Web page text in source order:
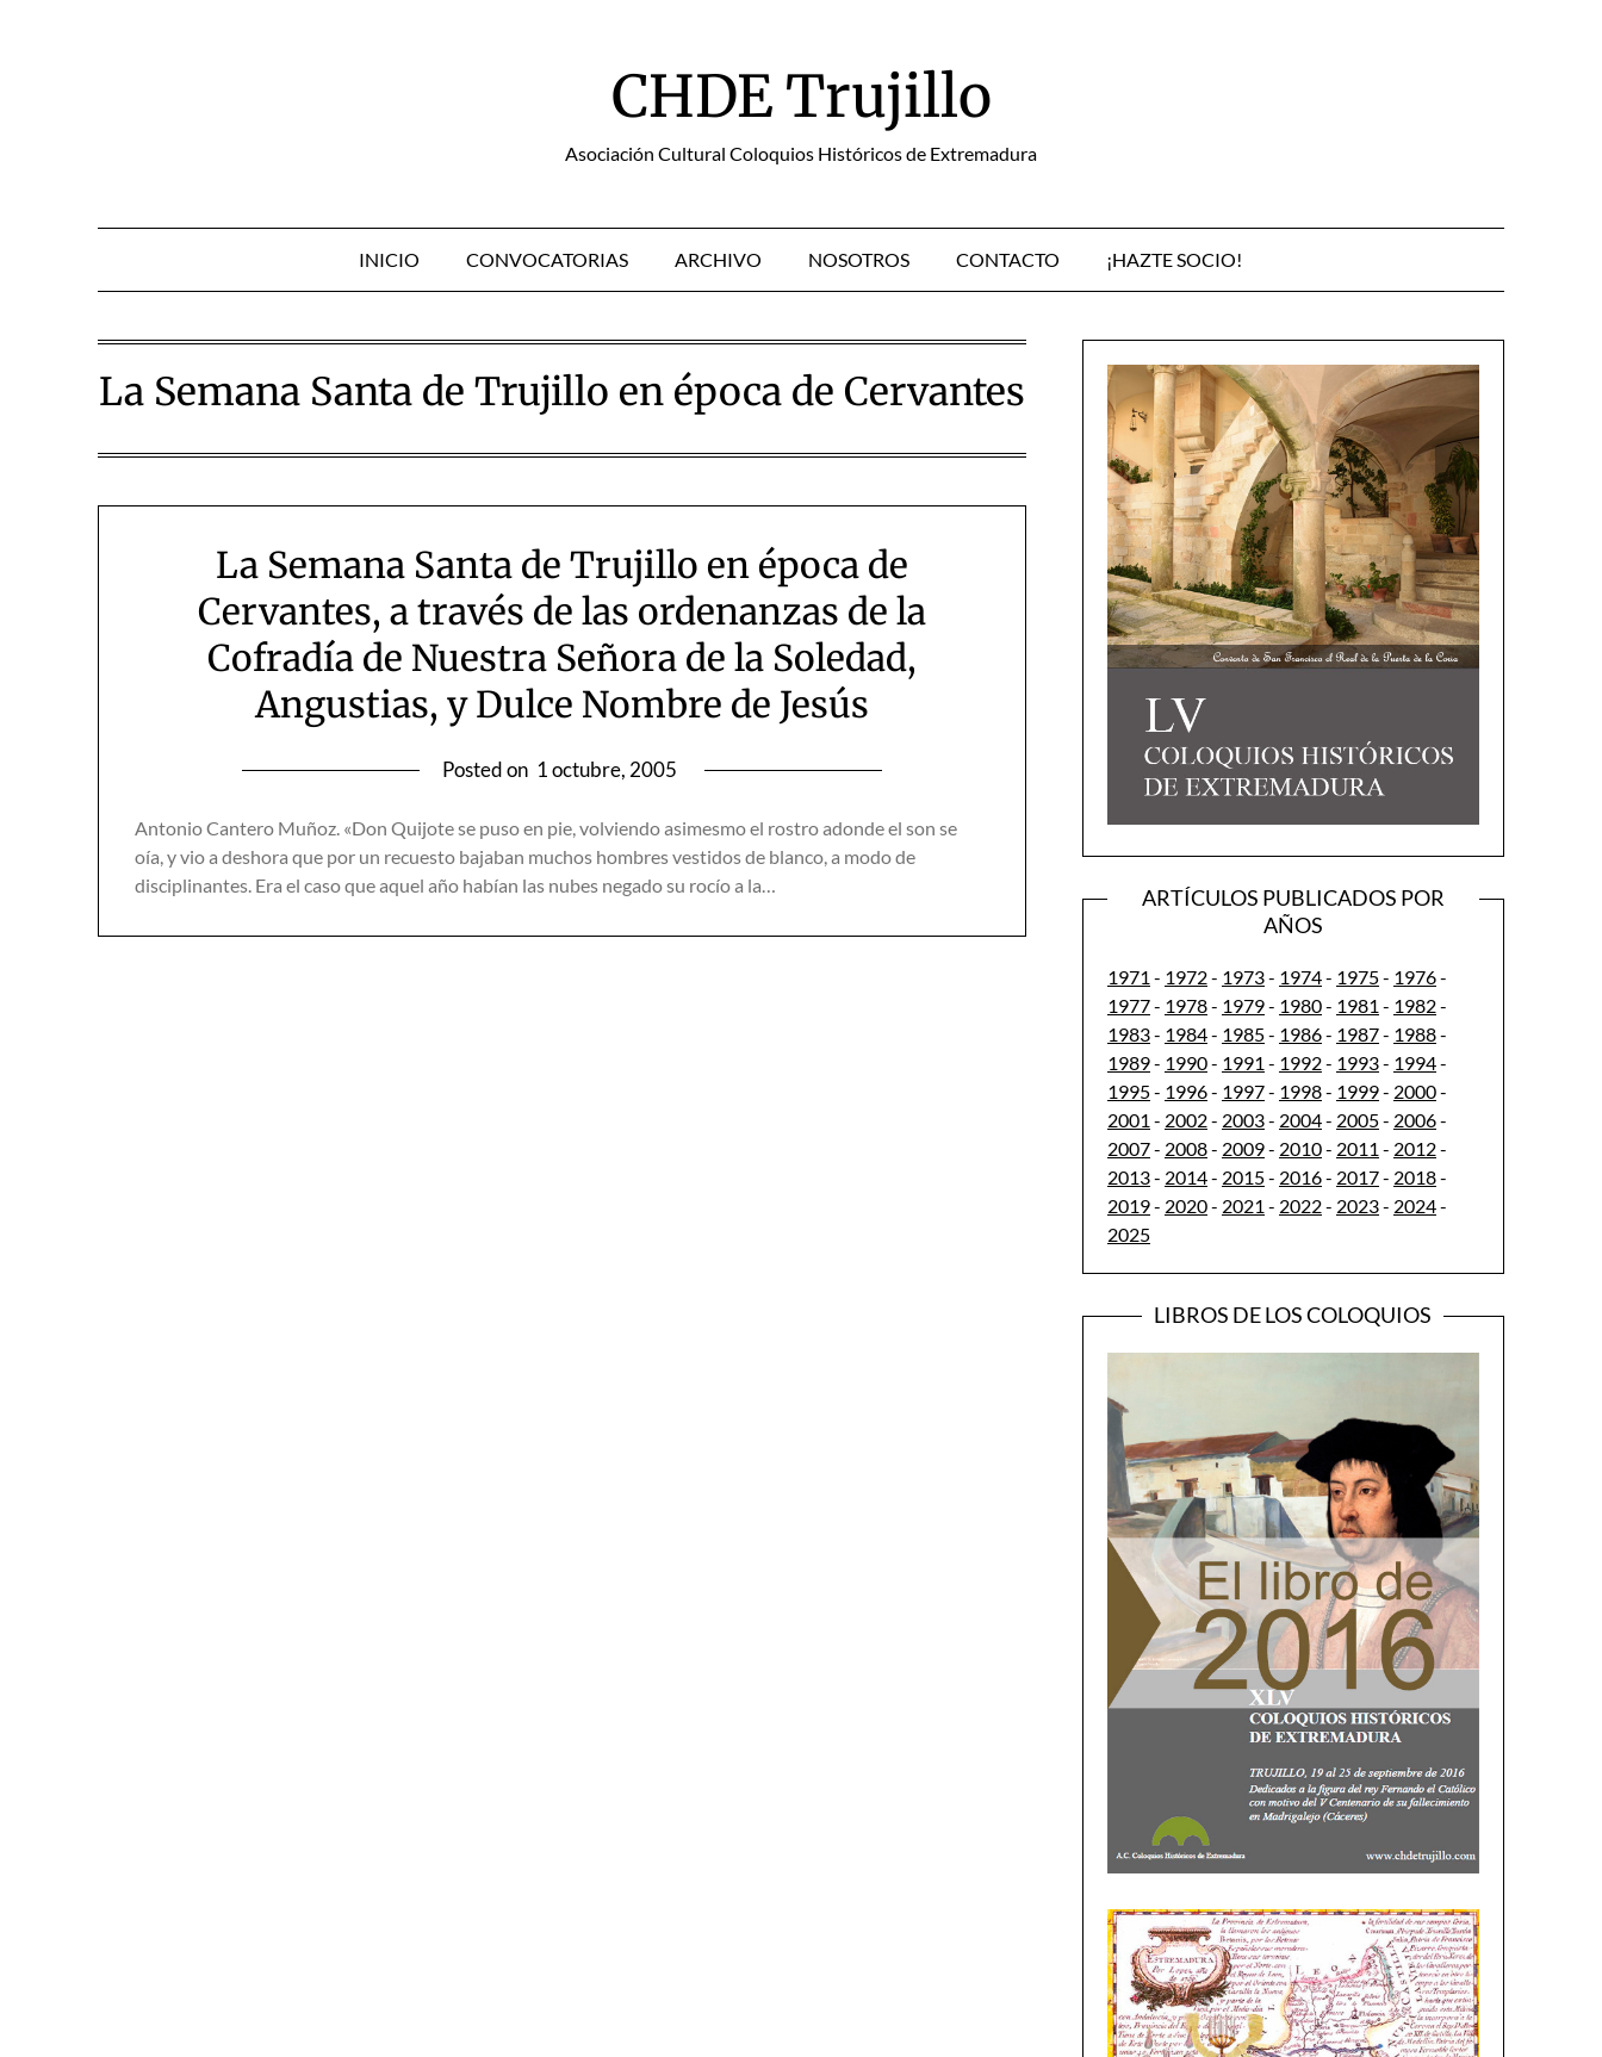
CHDE Trujillo
Asociación Cultural Coloquios Históricos de Extremadura
INICIO CONVOCATORIAS ARCHIVO NOSOTROS CONTACTO ¡HAZTE SOCIO!
La Semana Santa de Trujillo en época de Cervantes
La Semana Santa de Trujillo en época de
Cervantes, a través de las ordenanzas de la
Cofradía de Nuestra Señora de la Soledad,
Angustias, y Dulce Nombre de Jesús
Posted on 1 octubre, 2005
Antonio Cantero Muñoz. «Don Quijote se puso en pie, volviendo asimesmo el rostro adonde el son se
oía, y vio a deshora que por un recuesto bajaban muchos hombres vestidos de blanco, a modo de
disciplinantes. Era el caso que aquel año habían las nubes negado su rocío a la…
ARTÍCULOS PUBLICADOS POR
AÑOS
1971 - 1972- 1973- 1974- 1975- 1976-
1977- 1978- 1979- 1980- 1981 - 1982-
1983- 1984- 1985- 1986- 1987- 1988-
1989- 1990- 1991 - 1992- 1993- 1994-
1995- 1996- 1997- 1998- 1999- 2000-
2001 - 2002- 2003- 2004- 2005- 2006-
2007- 2008- 2009- 2010- 2011 - 2012-
2013- 2014- 2015- 2016- 2017- 2018-
2019- 2020- 2021 - 2022- 2023- 2024-
2025
LIBROS DE LOS COLOQUIOS